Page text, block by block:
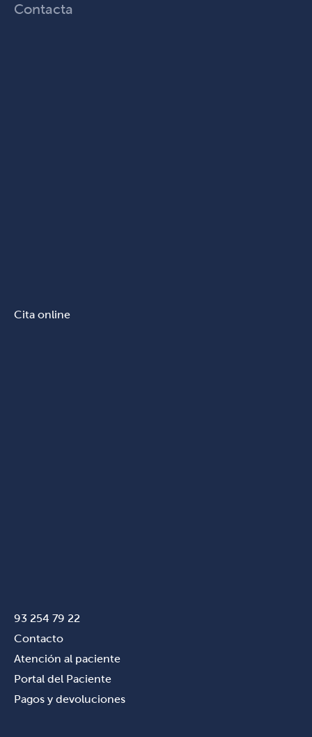
Contacta
Cita online
93 254 79 22
Contacto
Atención al paciente
Portal del Paciente
Pagos y devoluciones